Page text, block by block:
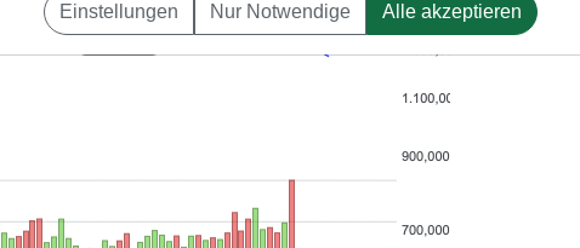
Einstellungen Nur Notwendige Alle akzeptieren